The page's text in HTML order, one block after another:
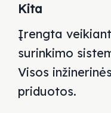
Kita
Įrengta
surinkimo
Visos
priduotos.